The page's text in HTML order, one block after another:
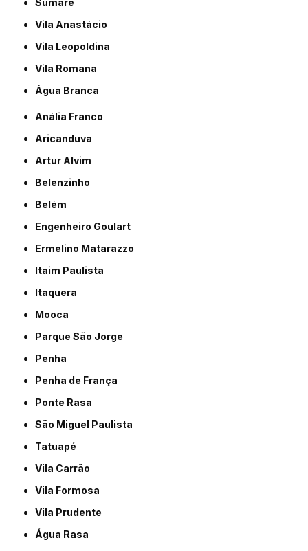
Sumaré
Vila Anastácio
Vila Leopoldina
Vila Romana
Água Branca
Anália Franco
Aricanduva
Artur Alvim
Belenzinho
Belém
Engenheiro Goulart
Ermelino Matarazzo
Itaim Paulista
Itaquera
Mooca
Parque São Jorge
Penha
Penha de França
Ponte Rasa
São Miguel Paulista
Tatuapé
Vila Carrão
Vila Formosa
Vila Prudente
Água Rasa